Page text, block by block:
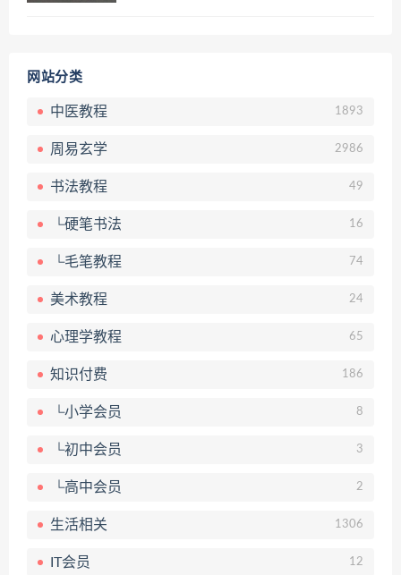
网站分类
中医教程 1893
周易玄学 2986
书法教程 49
└硬笔书法 16
└毛笔教程 74
美术教程 24
心理学教程 65
知识付费 186
└小学会员 8
└初中会员 3
└高中会员 2
生活相关 1306
IT会员 12